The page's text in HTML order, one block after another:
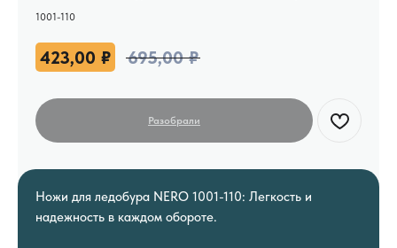
1001-110
423,00 ₽ 695,00 ₽
Ножи для ледобура NERO 1001-110: Легкость и
надежность в каждом обороте.